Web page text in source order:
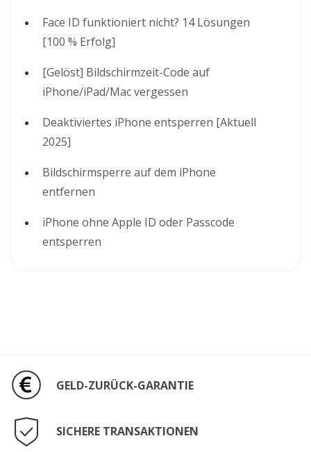
Face ID funktioniert nicht? 14 Lösungen
[100 % Erfolg]
[Gelöst] Bildschirmzeit-Code auf
iPhone/iPad/Mac vergessen
Deaktiviertes iPhone entsperren [Aktuell
2025]
Bildschirmsperre auf dem iPhone
entfernen
iPhone ohne Apple ID oder Passcode
entsperren
GELD-ZURÜCK-GARANTIE
SICHERE TRANSAKTIONEN